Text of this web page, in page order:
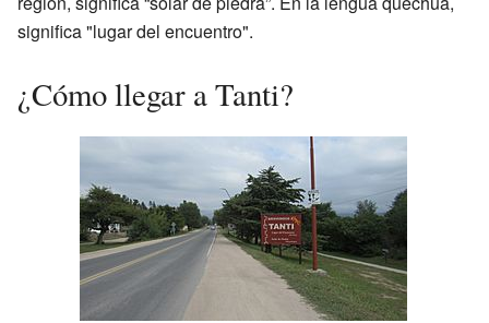
significa "lugar del encuentro".
¿Cómo llegar a Tanti?